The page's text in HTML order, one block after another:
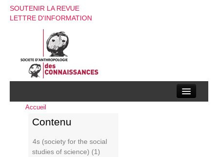
SOUTENIR LA REVUE
LETTRE D'INFORMATION
La société d’anthropologie des connaissances
La revue
Recherches
Accueil
Contenu
4s (society for the social
studies of science) (1)